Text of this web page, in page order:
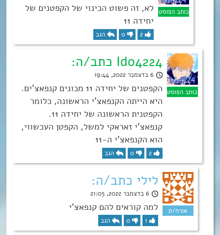
לא, זה פשוט הכינוי של הקפטנים של
יחידה 11
2
0 הגב
Ido4224 כתב/ה:
6 בדצמבר 2022, 19:44
הקפטנים של יחידה 11 מכונים קנפאצ’ים.
היא הייתה הקנפאצ’י הראשונה, כלומר
הקפטנית הראשונה של יחידה 11.
קנפאצ’י זאראקי למשל, הקפטן העכשווי,
הוא הקנפאצ’י ה-11
2
0 הגב
לילי כתב/ה:
6 בדצמבר 2022, 21:05
למה קוראים להם קנפאצ’י
1
0 הגב